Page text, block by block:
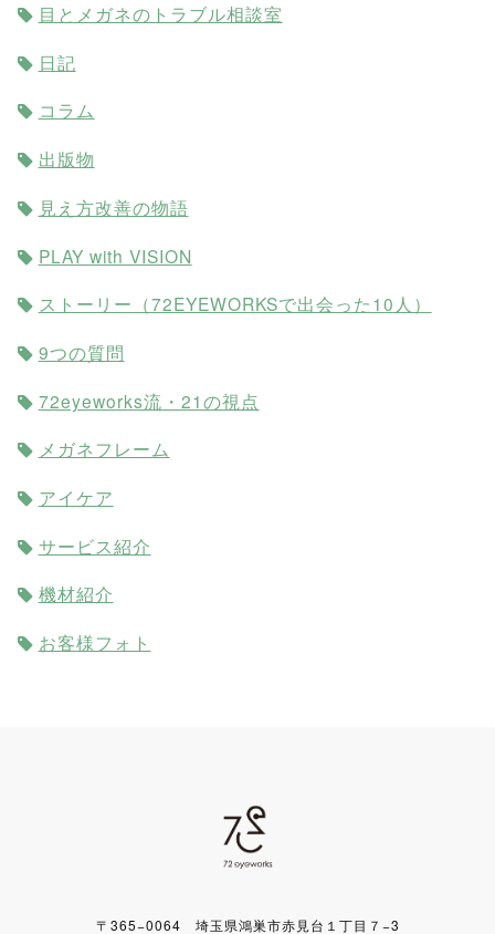
目とメガネのトラブル相談室
日記
コラム
出版物
見え方改善の物語
PLAY with VISION
ストーリー（72EYEWORKSで出会った10人）
9つの質問
72eyeworks流・21の視点
メガネフレーム
アイケア
サービス紹介
機材紹介
お客様フォト
〒365−0064 埼玉県鴻巣市赤見台１丁目７−3